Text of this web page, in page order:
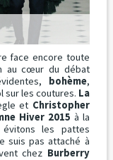
face encore toute
au cœur du débat
bohème,
sur les coutures. La
et Christopher
Hiver 2015 à la
évitons les pattes
suis pas attaché à
chez Burberry